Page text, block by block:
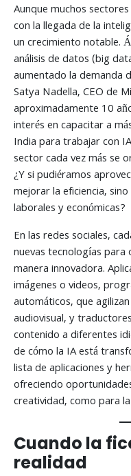
Aunque muchos
con la llegada de la
un crecimiento notable.
análisis de datos (big
aumentado la demanda
Satya Nadella, CEO de
aproximadamente 10
interés en capacitar a
India para trabajar con
sector cada vez más se
¿Y si pudiéramos
mejorar la eficiencia,
laborales y económicas?
En las redes sociales,
nuevas tecnologías
manera innovadora.
imágenes o videos,
automáticos, que
audiovisual, y
contenido a diferentes
de cómo la IA está
lista de aplicaciones y
ofreciendo
creatividad, como para
Cuando la
realidad